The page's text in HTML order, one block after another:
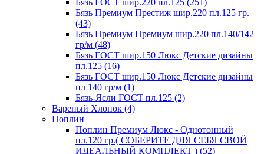
Бязь ГОСТ шир.220 пл.125 (251)
Бязь Премиум Престиж шир.220 пл.125 гр.
(43)
Бязь Премиум Премиум шир.220 пл.140/142
гр/м (48)
Бязь ГОСТ шир.150 Люкс Детские дизайны
пл.125 (16)
Бязь ГОСТ шир.150 Люкс Детские дизайны
пл 140 гр/м (1)
Бязь-Ясли ГОСТ пл.125 (2)
Вареный Хлопок (4)
Поплин
Поплин Премиум Люкс - Однотонный
пл.120 гр.( СОБЕРИТЕ ДЛЯ СЕБЯ СВОЙ
ИДЕАЛЬНЫЙ КОМПЛЕКТ ) (52)